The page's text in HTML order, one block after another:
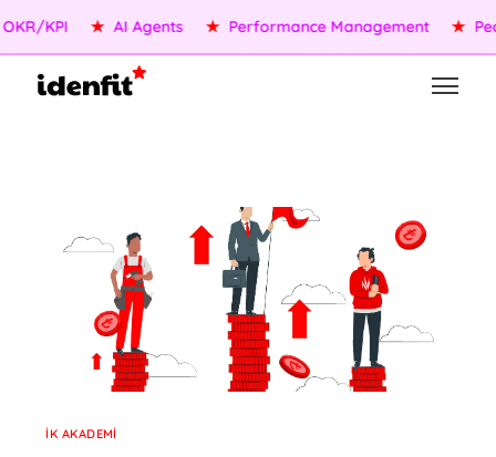
★ AI Agents ★ Performance Management ★ People
İK AKADEMI